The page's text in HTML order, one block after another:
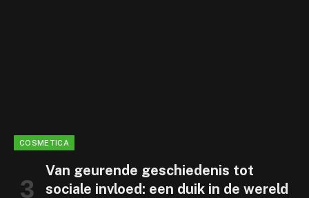
COSMETICA
Van geurende geschiedenis tot
sociale invloed: een duik in de wereld